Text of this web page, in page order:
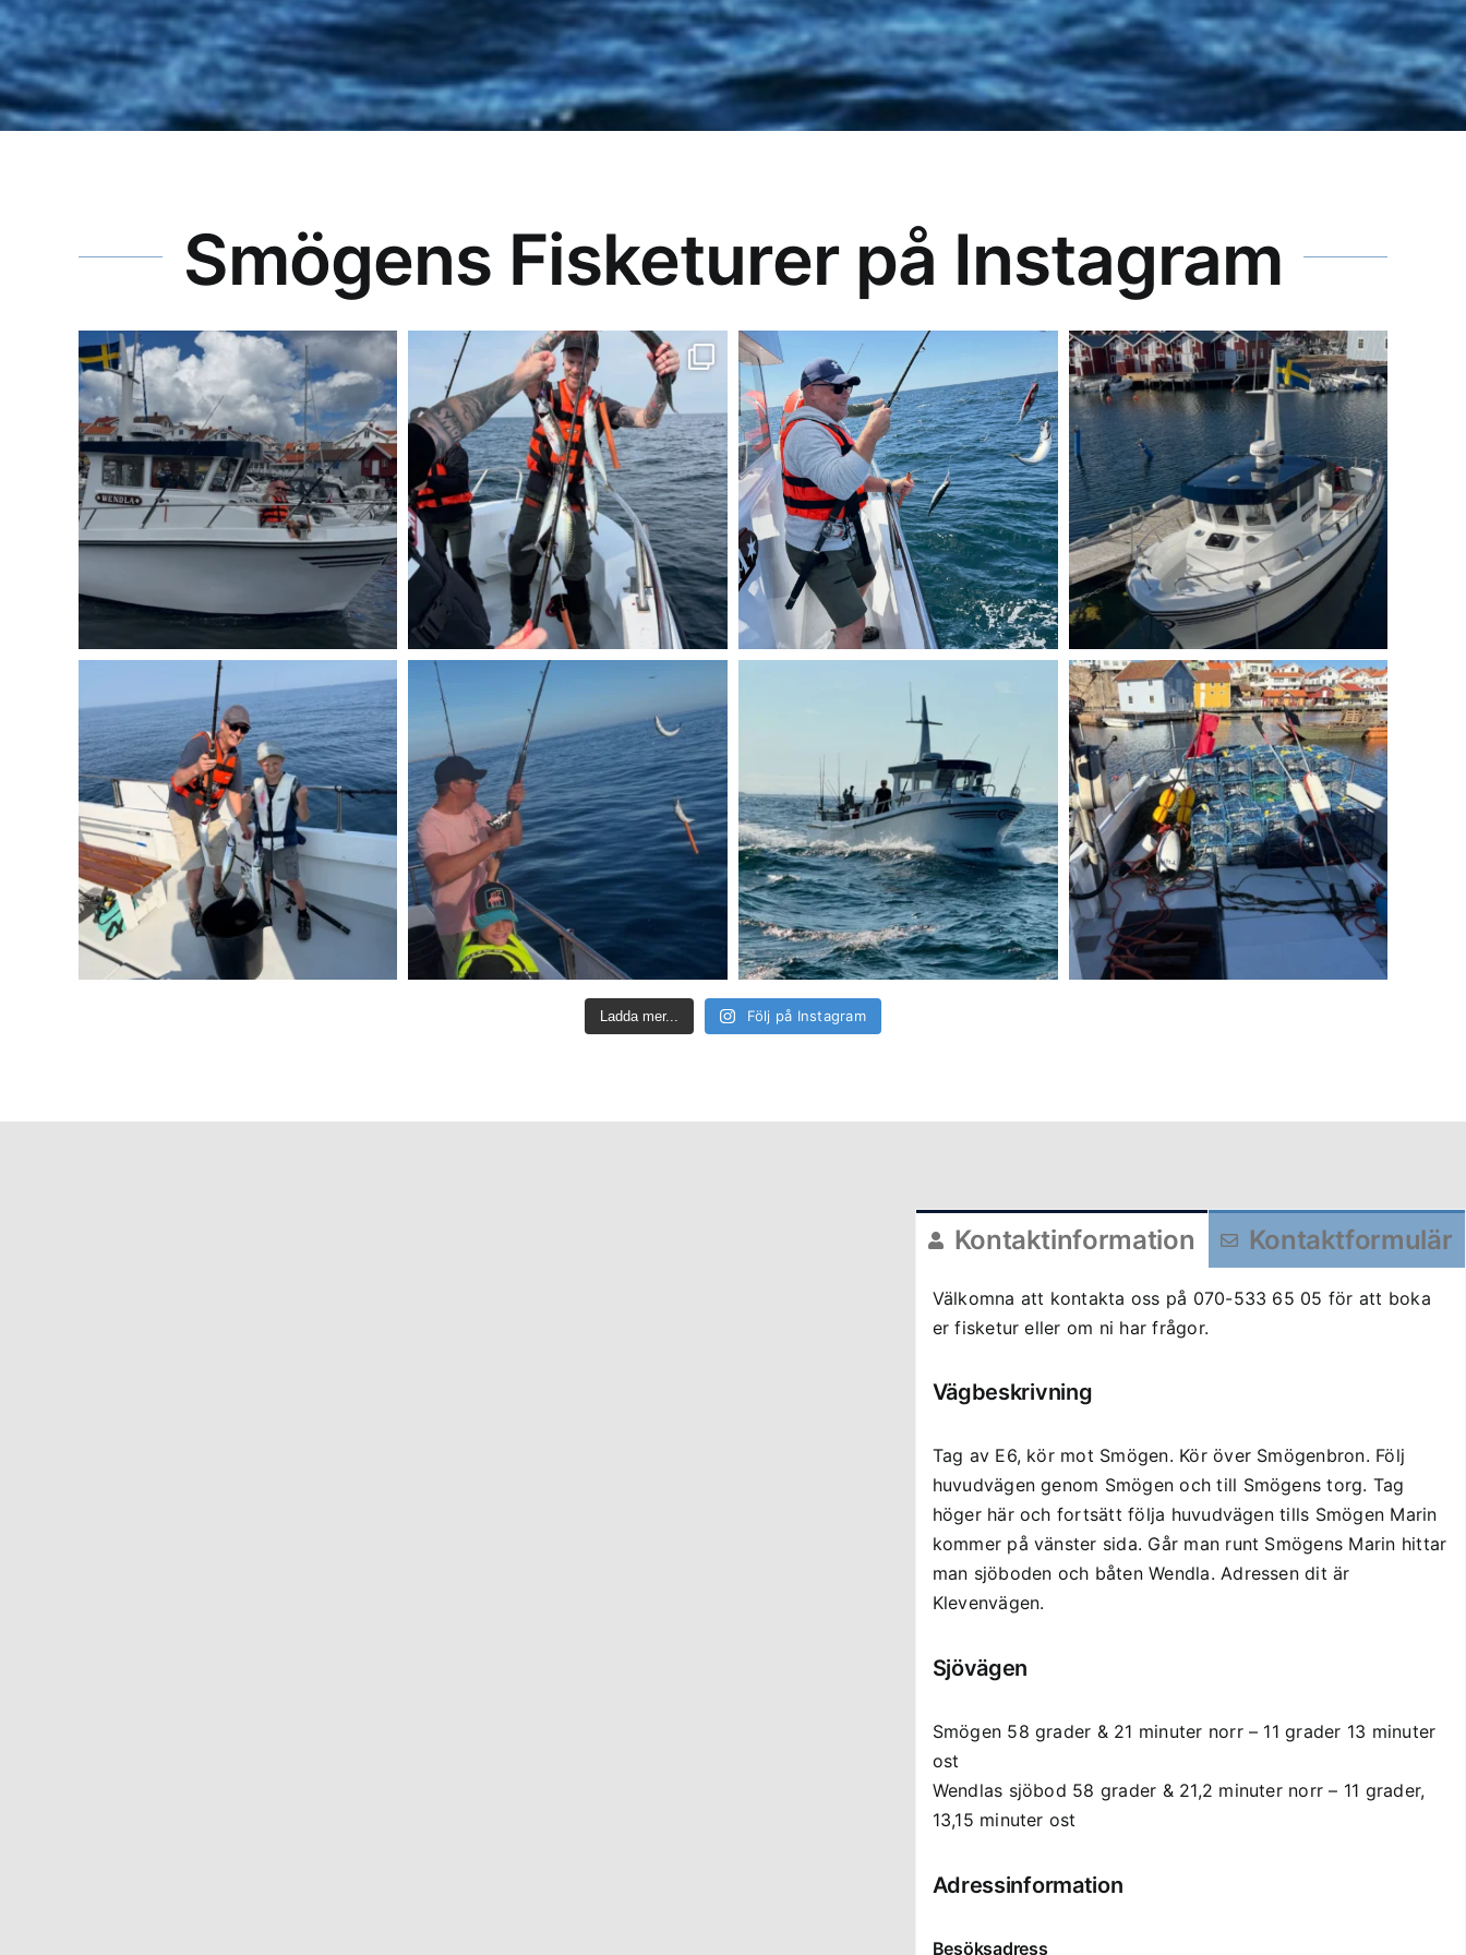
Kenneth
Bernt & Ingrid
Gänget från Örebro
Storfiskarna
Smögens Fisketurer på Instagram
Kontaktinformation
Välkomna att kontakta oss på 070-533 65 05 för att boka
er fisketur eller om ni har frågor.
Vägbeskrivning
Tag av E6, kör mot Smögen. Kör över Smögenbron. Följ
huvudvägen genom Smögen och till Smögens torg. Tag
höger här och fortsätt följa huvudvägen tills Smögen Marin
man sjöboden och båten Wendla. Adressen dit är
Klevenvägen.
Sjövägen
Smögen 58 grader & 21 minuter norr – 11 grader 13 minuter
Wendlas sjöbod 58 grader & 21,2 minuter norr – 11 grader,